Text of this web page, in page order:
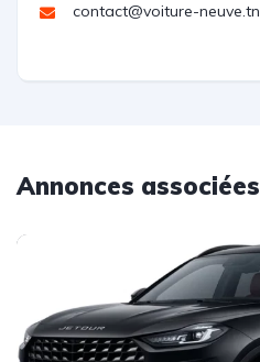
contact@voiture-neuve.tn
Annonces associées